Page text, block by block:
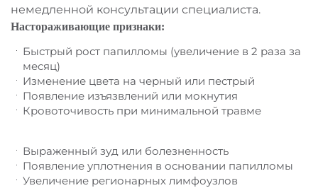
немедленной консультации специалиста.
Настораживающие признаки:
Быстрый рост папилломы (увеличение в 2 раза за
месяц)
Изменение цвета на черный или пестрый
Появление изъязвлений или мокнутия
Кровоточивость при минимальной травме
Выраженный зуд или болезненность
Появление уплотнения в основании папилломы
Увеличение регионарных лимфоузлов